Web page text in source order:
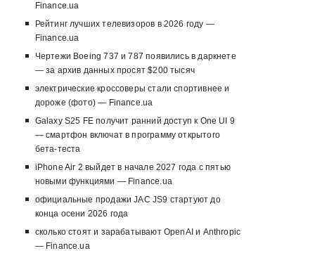
Finance.ua
Рейтинг лучших телевизоров в 2026 году —
Finance.ua
Чертежи Boeing 737 и 787 появились в даркнете
— за архив данных просят $200 тысяч
электрические кроссоверы стали спортивнее и
дороже (фото) — Finance.ua
Galaxy S25 FE получит ранний доступ к One UI 9
— смартфон включат в программу открытого
бета-теста
iPhone Air 2 выйдет в начале 2027 года с пятью
новыми функциями — Finance.ua
официальные продажи JAC JS9 стартуют до
конца осени 2026 года
сколько стоят и зарабатывают OpenAI и Anthropic
— Finance.ua